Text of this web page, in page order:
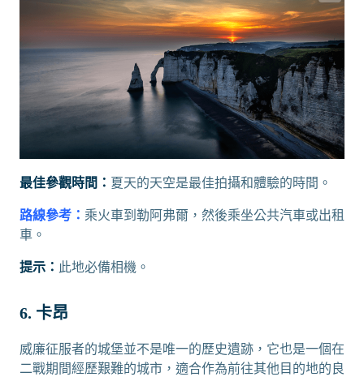
最佳參觀時間： 夏天的天空是最佳拍攝和體驗的時間。
路線參考： 乘火車到勒阿弗爾，然後乘坐公共汽車或出租
車。
提示： 此地必備相機。
6. 卡昂
威廉征服者的城堡並不是唯一的歷史遺跡，它也是一個在
二戰期間經歷艱難的城市，適合作為前往其他目的地的良